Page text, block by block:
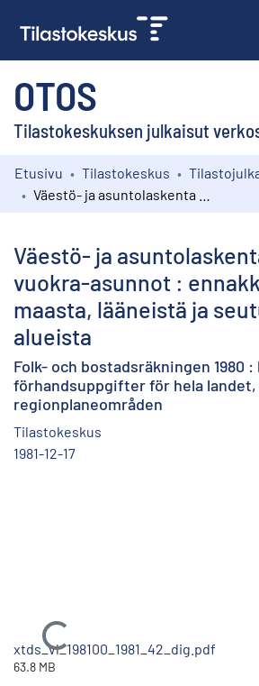
OTOS
Tilastokeskuksen julkaisut
Kokoelmat
Etusivu Tilastokeskus
Väestö- ja
vuokra-asunnot :
maasta, lääneistä ja
alueista
Folk- och bostadsräkningen 1980
förhandsuppgifter för hela landet,
regionplaneområden
Tilastokeskus
1981-12-17
Ladataan...
xtds_vl_198100_1981_42_dig.pdf
63.8 MB